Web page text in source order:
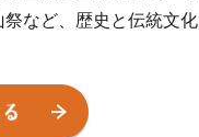
など、歴史と伝統文化
飛騨牛や日本酒などの